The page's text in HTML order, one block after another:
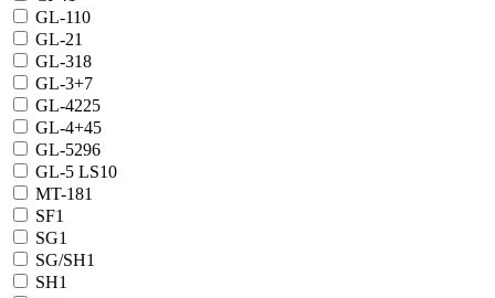
GL-110
GL-21
GL-318
GL-3+7
GL-4225
GL-4+45
GL-5296
GL-5 LS10
MT-181
SF1
SG1
SG/SH1
SH1